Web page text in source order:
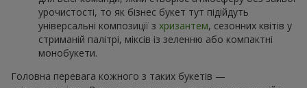
урочистості, то як бізнес букет тут підійдуть
універсальні композиції з хризантем, сезонних квітів у
стриманій палітрі, міксів із зеленню або компактні
монобукети.
Головна перевага кожного з таких букетів —